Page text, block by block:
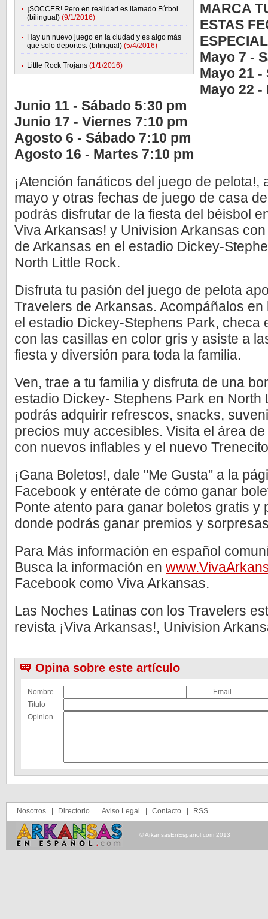
¡SOCCER! Pero en realidad es llamado Fútbol
(bilingual) (9/1/2016)
Hay un nuevo juego en la ciudad y es algo más
que solo deportes. (bilingual) (5/4/2016)
Little Rock Trojans (1/1/2016)
MARCA
ESTAS
Mayo 7 -
Mayo 21 -
Mayo 22
Junio 11 - Sábado 5:30 pm
Junio 17 - Viernes 7:10 pm
Agosto 6 - Sábado 7:10 pm
Agosto 16 - Martes 7:10 pm
¡Atención fanáticos del juego de pelota!,
mayo y otras fechas de juego de casa
podrás disfrutar de la fiesta del béisbol
Viva Arkansas! y Univision Arkansas
de Arkansas en el estadio Dickey-
North Little Rock.
Disfruta tu pasión del juego de pelota
Travelers de Arkansas. Acompáñalos
el estadio Dickey-Stephens Park, checa
con las casillas en color gris y asiste a
fiesta y diversión para toda la familia.
Ven, trae a tu familia y disfruta de una
estadio Dickey- Stephens Park en North
podrás adquirir refrescos, snacks,
precios muy accesibles. Visita el área
con nuevos inflables y el nuevo
¡Gana Boletos!, dale "Me Gusta" a la
Facebook y entérate de cómo ganar
Ponte atento para ganar boletos gratis y
donde podrás ganar premios y
Para Más información en español
Busca la información en
Facebook como Viva Arkansas.
Las Noches Latinas con los Travelers
revista ¡Viva Arkansas!, Univision
Opina sobre este artículo
Nombre
Email
Título
Opinion
Nosotros Directorio Aviso Legal Contacto RSS
© ArkansasEnEspanol.com 2013